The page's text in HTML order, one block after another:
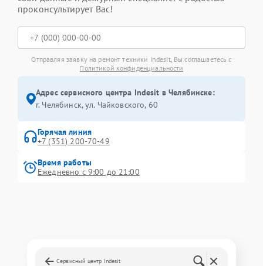
проконсультирует Вас!
Отправляя заявку на ремонт техники Indesit, Вы соглашаетесь с
Политикой конфиденциальности
Адрес сервисного центра Indesit в Челябинске:
г. Челябинск, ул. Чайковского, 60
Горячая линия
+7 (351) 200-70-49
Время работы
Ежедневно с 9:00 до 21:00
Сервисный центр Indesit